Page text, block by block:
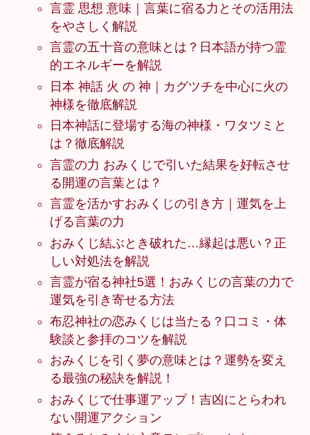
言霊 思想 意味｜言葉に宿る力とその活用法
をやさしく解説
言霊の五十音の意味とは？日本語が持つ霊
的エネルギーを解説
日本 神話 火 の 神｜カグツチを中心に火の
神様を徹底解説
日本神話に登場する海の神様・ワタツミと
は？徹底解説
言霊の力 おみくじで引いた結果を好転させ
る開運の言葉とは？
言霊を活かすおみくじの引き方｜運気を上
げる言葉の力
おみくじ結ぶとき破れた…縁起は悪い？正
しい対処法を解説
言霊が宿る神社5選！おみくじの言葉の力で
運気を引き寄せる方法
布忍神社の恋みくじは当たる？口コミ・体
験談と参拝のコツを解説
おみくじを引く夢の意味とは？運勢を変え
る最強の秘訣を解説！
おみくじで仕事運アップ！吉凶にとらわれ
ない開運アクション